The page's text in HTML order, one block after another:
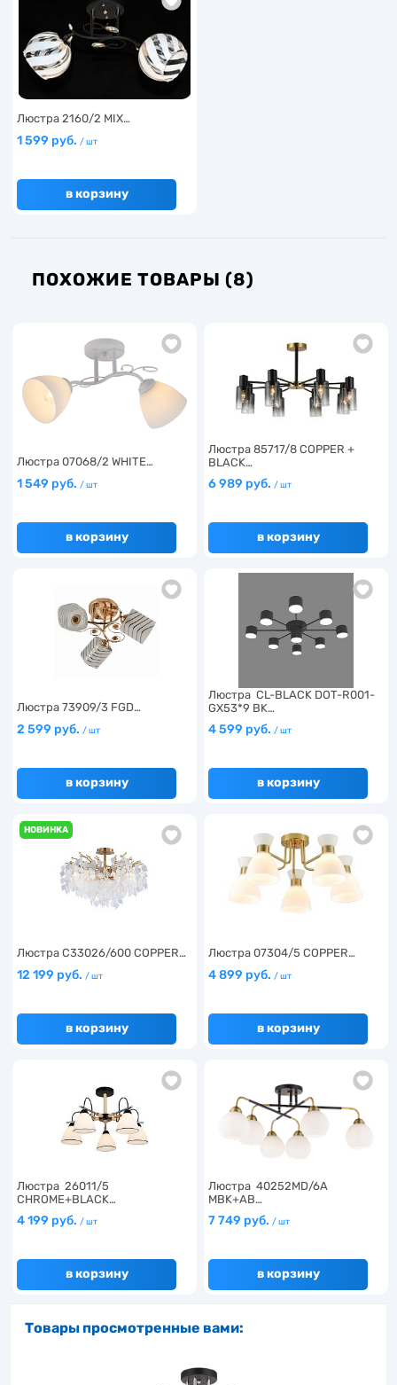
Люстра 2160/2 MIX…
1 599 руб. / шт
в корзину
ПОХОЖИЕ ТОВАРЫ (8)
Люстра 07068/2 WHITE…
1 549 руб. / шт
в корзину
Люстра 85717/8 COPPER +
BLACK…
6 989 руб. / шт
в корзину
Люстра 73909/3 FGD…
2 599 руб. / шт
в корзину
Люстра CL-BLACK DOT-R001-
GX53*9 BK…
4 599 руб. / шт
в корзину
НОВИНКА
Люстра C33026/600 COPPER…
12 199 руб. / шт
в корзину
Люстра 07304/5 COPPER…
4 899 руб. / шт
в корзину
Люстра 26011/5
CHROME+BLACK…
4 199 руб. / шт
в корзину
Люстра 40252MD/6A
MBK+AB…
7 749 руб. / шт
в корзину
Товары просмотренные вами: